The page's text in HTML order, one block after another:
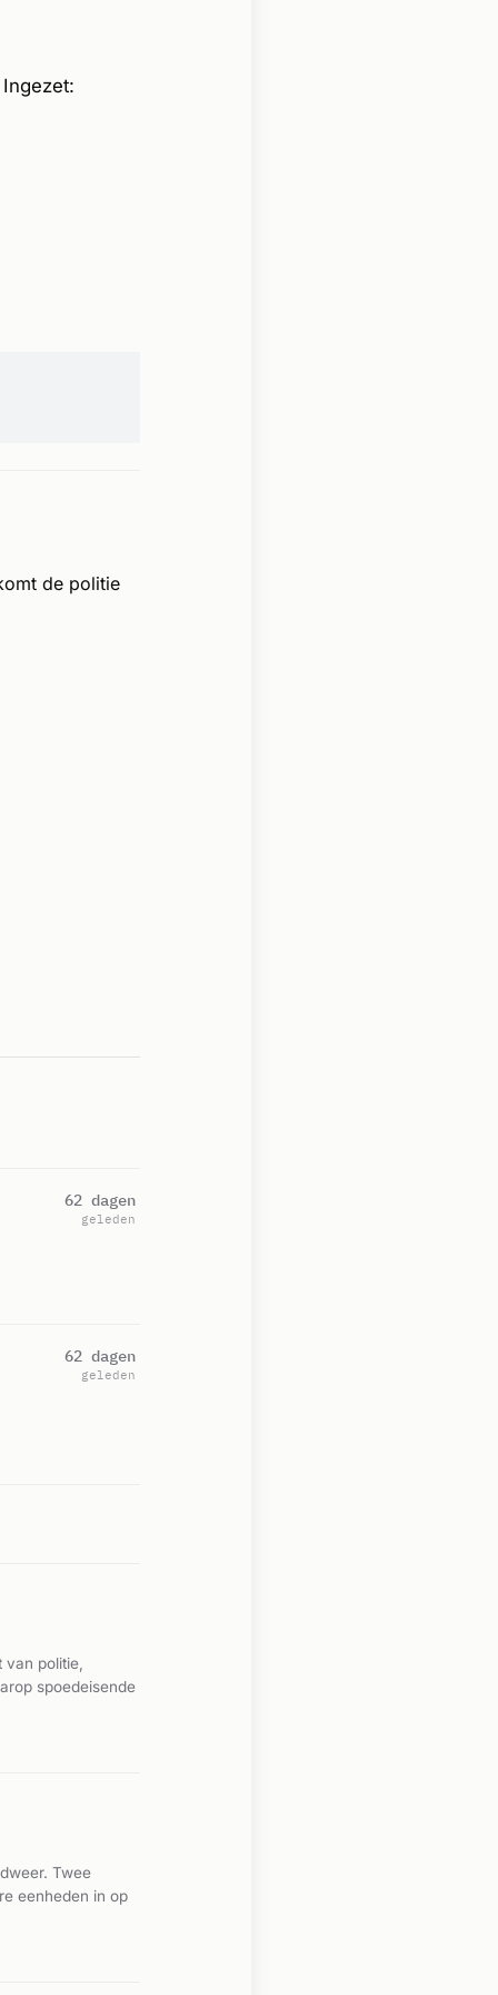
de politie
62 dagen
geleden
62 dagen
geleden
van politie,
spoedeisende
Twee
eenheden in op